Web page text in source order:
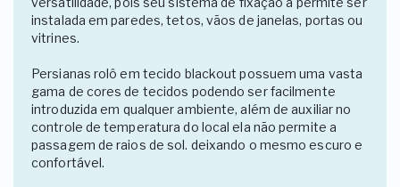
instalada em paredes, tetos, vãos de janelas, portas ou
vitrines.
Persianas rolô em tecido blackout possuem uma vasta
gama de cores de tecidos podendo ser facilmente
introduzida em qualquer ambiente, além de auxiliar no
controle de temperatura do local ela não permite a
passagem de raios de sol. deixando o mesmo escuro e
confortável.